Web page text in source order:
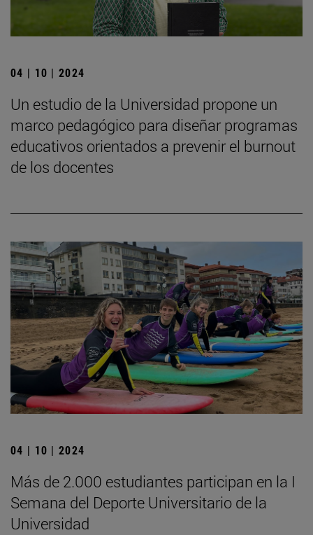
04 | 10 | 2024
Un estudio de la Universidad propone un
marco pedagógico para diseñar programas
educativos orientados a prevenir el burnout
de los docentes
04 | 10 | 2024
Más de 2.000 estudiantes participan en la I
Semana del Deporte Universitario de la
Universidad